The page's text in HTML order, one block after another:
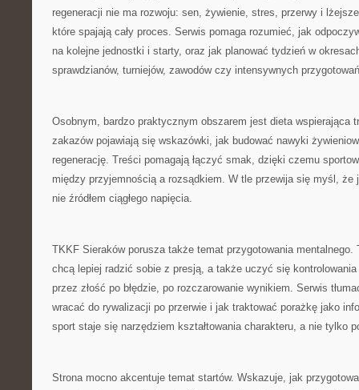
regeneracji nie ma rozwoju: sen, żywienie, stres, przerwy i
które spajają cały proces. Serwis pomaga rozumieć, jak
na kolejne jednostki i starty, oraz jak planować tydzień w
sprawdzianów, turniejów, zawodów czy intensywnych
Osobnym, bardzo praktycznym obszarem jest dieta wspierająca
zakazów pojawiają się wskazówki, jak budować nawyki
regenerację. Treści pomagają łączyć smak, dzięki czemu
między przyjemnością a rozsądkiem. W tle przewija się myśl, że
nie źródłem ciągłego napięcia.
TKKF Sieraków porusza także temat przygotowania mentalnego.
chcą lepiej radzić sobie z presją, a także uczyć się
przez złość po błędzie, po rozczarowanie wynikiem. Serwis
wracać do rywalizacji po przerwie i jak traktować porażkę jako
sport staje się narzędziem kształtowania charakteru, a nie tylko
Strona mocno akcentuje temat startów. Wskazuje, jak